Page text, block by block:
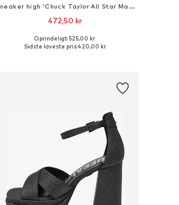
Sneaker high 'Chuck Taylor All Star Malden Street'
472,50 kr
Fås i mange størrelser
Oprindeligt: 525,00 kr
Sidste laveste pris:420,00 kr